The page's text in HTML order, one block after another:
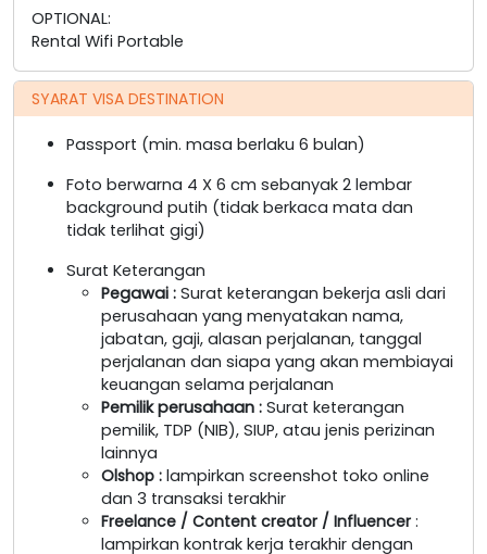
OPTIONAL:
Rental Wifi Portable
SYARAT VISA DESTINATION
Passport (min. masa berlaku 6 bulan)
Foto berwarna 4 X 6 cm sebanyak 2 lembar
background putih (tidak berkaca mata dan
tidak terlihat gigi)
Surat Keterangan
Pegawai : Surat keterangan bekerja asli dari
perusahaan yang menyatakan nama,
jabatan, gaji, alasan perjalanan, tanggal
perjalanan dan siapa yang akan membiayai
keuangan selama perjalanan
Pemilik perusahaan : Surat keterangan
pemilik, TDP (NIB), SIUP, atau jenis perizinan
lainnya
Olshop : lampirkan screenshot toko online
dan 3 transaksi terakhir
Freelance / Content creator / Influencer :
lampirkan kontrak kerja terakhir dengan